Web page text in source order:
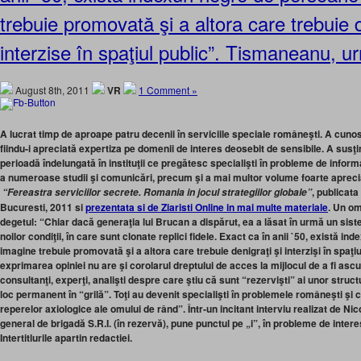
trebuie promovată şi a altora care trebuie
interzise în spaţiul public”. Tismaneanu,
August 8th, 2011 VR 1 Comment »
A lucrat timp de aproape patru decenii în serviciile speciale româneşti. A
fiindu-i apreciată expertiza pe domenii de interes deosebit de sensibile. A
perioadă îndelungată în instituţii ce pregătesc specialişti în probleme de
a numeroase studii şi comunicări, precum şi a mai multor volume foarte
“Fereastra serviciilor secrete. Romania in jocul strategiilor globale”,
Bucuresti, 2011 siprezentata si de Ziaristi Online in mai multe materiale. Un
degetul: “Chiar dacă generaţia lui Brucan a dispărut, ea a lăsat în urmă un
noilor condiţii, în care sunt clonate replici fidele. Exact ca în anii `50, există
imagine trebuie promovată şi a altora care trebuie denigraţi şi interzişi în
exprimarea opiniei nu are şi corolarul dreptului de acces la mijlocul de a fi
consultanţi, experţi, analişti despre care ştiu că sunt “rezervişti” ai unor
loc permanent în “grilă”. Toţi au devenit specialişti în problemele româneşti şi
reperelor axiologice ale omului de rând”. Într-un incitant interviu realizat de
general de brigadă S.R.I. (în rezervă), pune punctul pe „i”, în probleme de
Intertitlurile apartin redactiei.